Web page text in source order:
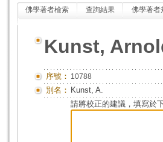
佛學著者檢索 查詢結果 佛學著者
Kunst,
序號： 10788
別名： Kunst, A.
請將校正的建議，填寫於